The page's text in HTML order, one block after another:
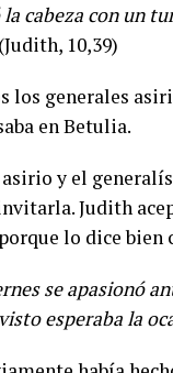
cabeza con un
10,39)
generales
en Betulia.
y el
Judith
lo dice
se apasionó
esperaba la